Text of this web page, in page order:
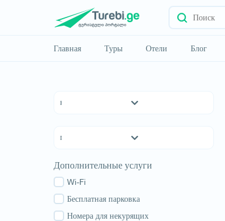
Главная Туры Отели Блог
Отели 4 *
хостелы
Семейные отели
апартаменты
Коттеджи
Кахетия
Тбилиси
Мцхета-Мтианети
Шида Картли
Дополнительные услуги
Wi-Fi
Бесплатная парковка
Номера для некурящих